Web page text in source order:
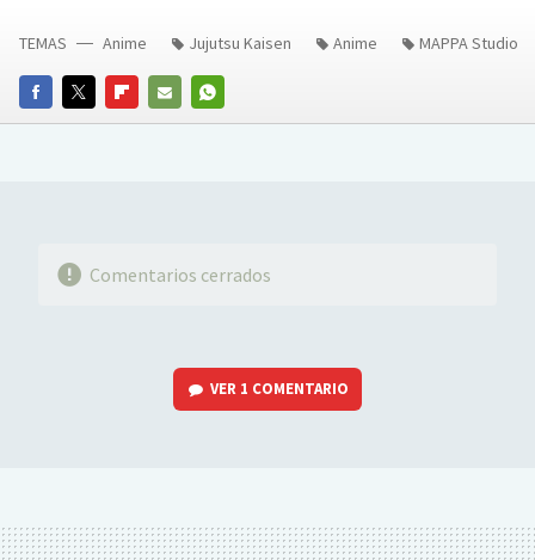
FACEBOOKTWITTERFLIPBOARD
E-
WHATSAPP
TEMAS Anime Jujutsu Kaisen Anime MAPPA Studio
Comentarios cerrados
VER 1 COMENTARIO